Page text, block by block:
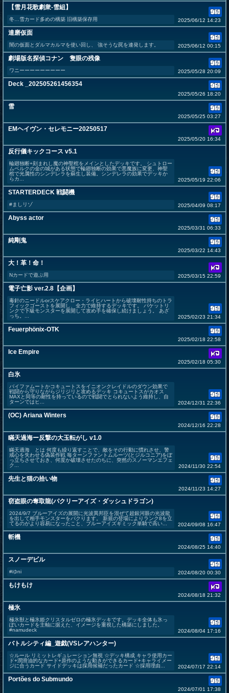
【雪月花歌劇衆‐雪組】
冬…雪カード多めの構築 旧構築保存用 2025/06/12 14:23
達磨仮面
闇の仮面とダルマカルマを使い回し、 強そうな罠を連発します。 2025/06/12 00:15
劇場版名探偵コナン 隻眼の残像
ワニーーーーーーーーー 2025/05/28 20:09
Deck _202505261456354
2025/05/26 18:20
雪
2025/05/25 03:27
EMヘイヴン・セレモニー20250517
2025/05/20 16:34
反行儀キックコース v5.1
輪廻独断+刻まれし魔の神聖棺をメインとしたデッキです。 シュトロー
ムベルクの金の城がある状態で輪廻独断の効果で悪魔族に変更、神聖
棺で光属性のシンデレラを蘇生し装備。シンデレラの効果でデッキか
らカ...
2025/05/19 22:06
STARTERDECK 戦闘機
#ましリゾ 2025/04/09 08:17
Abyss actor
2025/03/31 06:33
純剛鬼
2025/03/22 14:43
大！革！命！
Nカードで遊ぶ用 2025/03/15 22:59
電子亡影 ver.2.8【企画】
毒針のニードルorスケアクロー・ライヒハートから破壊耐性持ちのトラ
フィックゴーストを展開し、全力で維持するデッキです。 パケットリ
ンクで下級モンスターを展開して攻め手を確保し続けましょう。 あざ
っち。...
2025/02/23 21:34
Feuerphönix-OTK
2025/02/18 22:58
Ice Empire
2025/02/18 05:30
白氷
バイファムートかコキュートスをイニオンクレイドルのダウン効果で
戦闘から守りながらジリジリと攻めるデッキ コキュートスがカオス
MAXと同等の耐性を持っているので戦闘でとられないよう維持し、自
ターンではヒ...
2024/12/31 22:36
(OC) Ariana Winters
2024/12/16 22:28
瞞天過海ー反撃の大玉転がし v1.0
瞞天過海 とは 何度も繰り返すことで、敵をその行動に慣れさせ、警
戒心を失わせる偽装作戦 毎ターンファントムルーツ(とジルコニア)をぼ
っ立ちさせておき、何度か破壊させたのちに、突然のスノーマンエフェ
ク...
2024/11/30 22:54
先生と猫の拾い物
2024/11/23 14:27
窃盗眼の奪取龍(パクリーアイズ・ダッシュドラゴン)
2024/9/7 ブルーアイズの展開に光波異邦臣を混ぜて超銀河眼の光波龍
を出して相手モンスターをパクります。 新規の登場によりランク8を立
てるのがより容易になったこと、ブルーアイズギミック単騎で高い...
2024/09/08 16:47
斬機
2024/08/25 14:40
スノーデビル
#ゆni 2024/08/20 00:30
もけもけ
2024/08/18 21:32
極氷
極氷獣と極氷姫クリスタルゼロの極氷デッキです。デッキ全体も氷っ
ぽいカードを主軸に据えた、イメージを重視した構築にしました。
#namudeck
2024/08/04 17:16
バトルシティ編_遊戯(VSレアハンター)
☆ルール リミットレギュレーション無視 ☆デッキ構成 キャラ使用カー
ド+潤滑油的なカード+原作のような動きができるカード+キャライメー
ジに合うカード サイドデッキは採用候補だったカード ☆採用理由...
2024/07/17 22:14
Portões do Submundo
2024/07/01 17:38